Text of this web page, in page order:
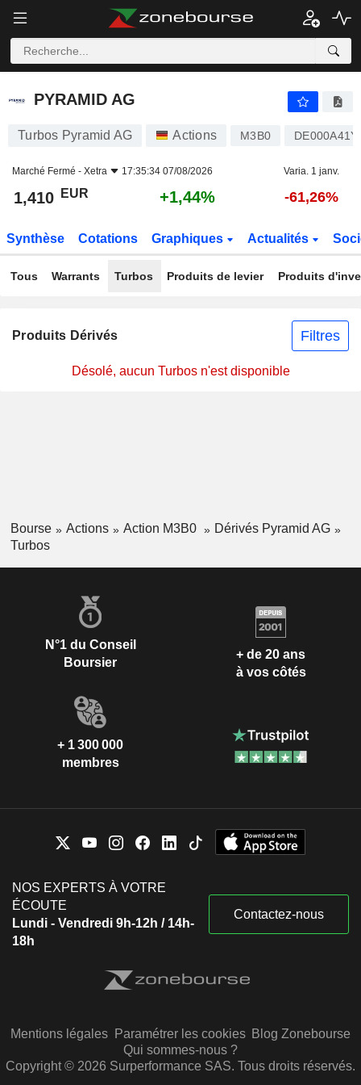
PYRAMID AG
PYRAMID AG
Turbos Pyramid AG Actions M3B0
Marché Fermé - Xetra 17:35:34 07/08/2026 Varia. 1 janv.
1,410 EUR +1,44% -61,26%
Synthèse Cotations Graphiques Actualités
Tous Warrants Turbos Produits de levier Produits
Produits Dérivés Filtres
Désolé, aucun Turbos n'est disponible
Bourse Actions Action M3B0
Dérivés Pyramid AG
Turbos
N°1 du Conseil
Boursier
+ de 20 ans
à vos côtés
+ 1 300 000
membres
NOS EXPERTS À VOTRE
ÉCOUTE
Lundi - Vendredi 9h-12h / 14h-
18h
Contactez-nous
Mentions légales Paramétrer les cookies Blog Zonebourse
Qui sommes-nous ?
Copyright © 2026 Surperformance SAS. Tous droits réservés.